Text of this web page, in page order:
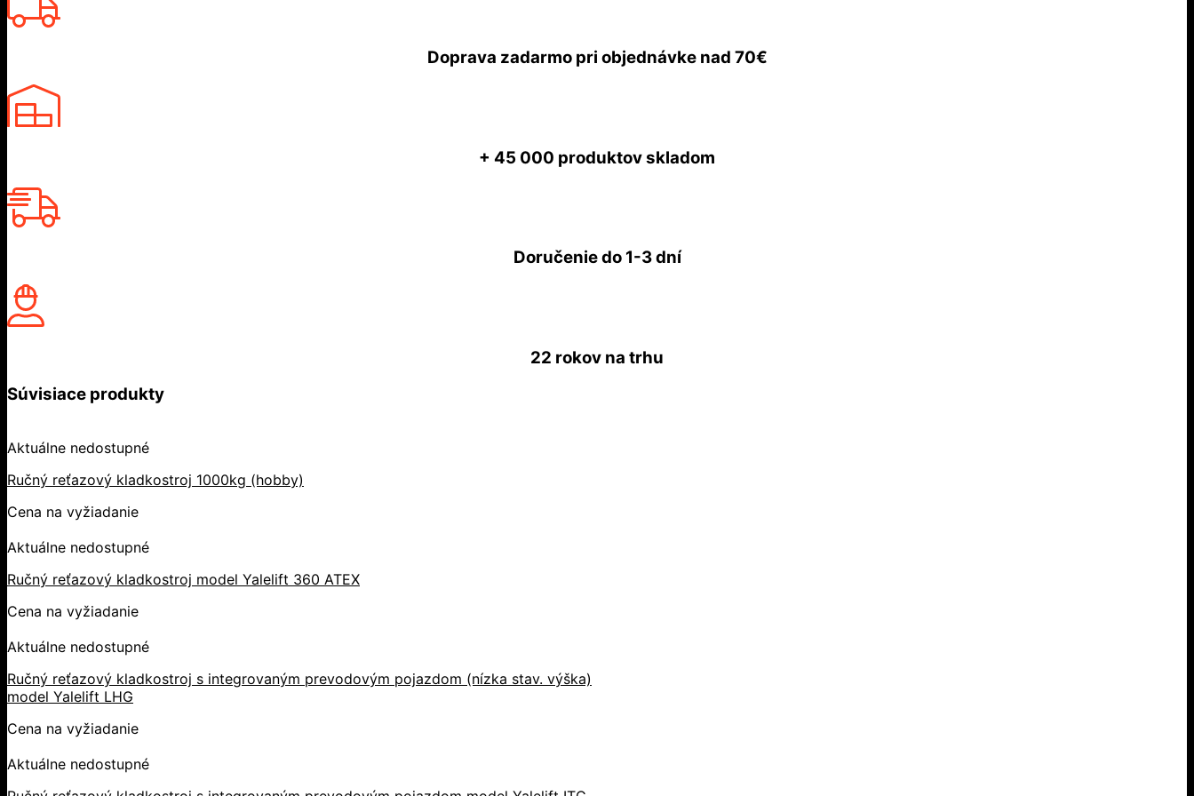
Doprava zadarmo pri objednávke nad 70€
+ 45 000 produktov skladom
Doručenie do1-3 dní
22 rokov na trhu
Súvisiace produkty
Aktuálne nedostupné
Ručný reťazový kladkostroj 1000kg (hobby)
Cena na vyžiadanie
Aktuálne nedostupné
Ručný reťazový kladkostroj model Yalelift 360 ATEX
Cena na vyžiadanie
Aktuálne nedostupné
Ručný reťazový kladkostroj s integrovaným prevodovým pojazdom (nízka stav. výška)
model Yalelift LHG
Cena na vyžiadanie
Aktuálne nedostupné